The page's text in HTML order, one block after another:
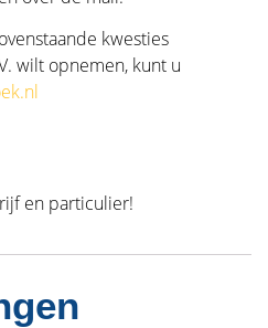
kwesties
wilt opnemen, kunt u
en particulier!